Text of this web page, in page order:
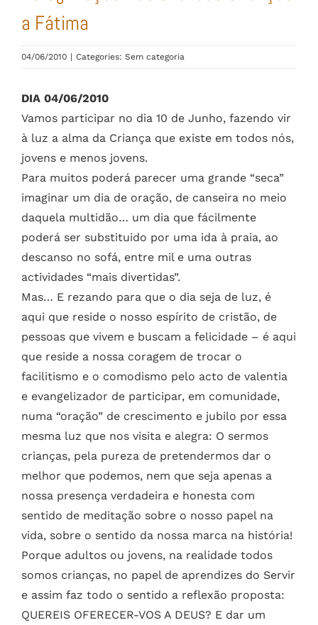
a Fátima
04/06/2010 | Categories: Sem categoria
DIA 04/06/2010
Vamos participar no dia 10 de Junho, fazendo vir
à luz a alma da Criança que existe em todos nós,
jovens e menos jovens.
Para muitos poderá parecer uma grande “seca”
imaginar um dia de oração, de canseira no meio
daquela multidão… um dia que fácilmente
poderá ser substituido por uma ida à praia, ao
descanso no sofá, entre mil e uma outras
actividades “mais divertidas”.
Mas… E rezando para que o dia seja de luz, é
aqui que reside o nosso espírito de cristão, de
pessoas que vivem e buscam a felicidade – é aqui
que reside a nossa coragem de trocar o
facilitismo e o comodismo pelo acto de valentia
e evangelizador de participar, em comunidade,
numa “oração” de crescimento e jubilo por essa
mesma luz que nos visita e alegra: O sermos
crianças, pela pureza de pretendermos dar o
melhor que podemos, nem que seja apenas a
nossa presença verdadeira e honesta com
sentido de meditação sobre o nosso papel na
vida, sobre o sentido da nossa marca na história!
Porque adultos ou jovens, na realidade todos
somos crianças, no papel de aprendizes do Servir
e assim faz todo o sentido a reflexão proposta:
QUEREIS OFERECER-VOS A DEUS? E dar um